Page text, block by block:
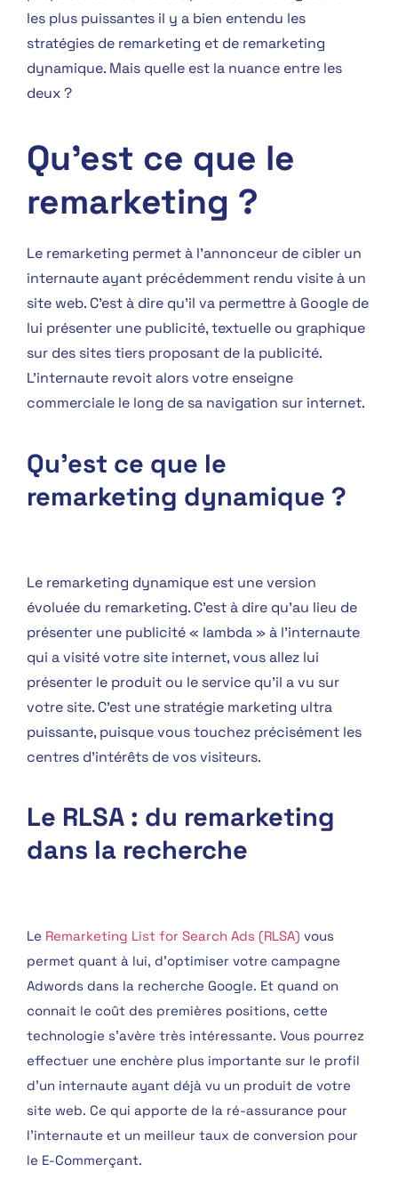
les plus puissantes il y a bien entendu les
stratégies de remarketing et de remarketing
dynamique. Mais quelle est la nuance entre les
deux ?
Qu'est ce que le
remarketing ?
Le remarketing permet à l’annonceur de cibler un
internaute ayant précédemment rendu visite à un
site web. C’est à dire qu’il va permettre à Google de
lui présenter une publicité, textuelle ou graphique
sur des sites tiers proposant de la publicité.
L’internaute revoit alors votre enseigne
commerciale le long de sa navigation sur internet.
Qu'est ce que le
remarketing dynamique ?
Le remarketing dynamique est une version
évoluée du remarketing. C’est à dire qu’au lieu de
présenter une publicité « lambda » à l’internaute
qui a visité votre site internet, vous allez lui
présenter le produit ou le service qu’il a vu sur
votre site. C’est une stratégie marketing ultra
puissante, puisque vous touchez précisément les
centres d’intérêts de vos visiteurs.
Le RLSA : du remarketing
dans la recherche
Le Remarketing List for Search Ads (RLSA) vous
permet quant à lui, d’optimiser votre campagne
Adwords dans la recherche Google. Et quand on
connait le coût des premières positions, cette
technologie s’avère très intéressante. Vous pourrez
effectuer une enchère plus importante sur le profil
d’un internaute ayant déjà vu un produit de votre
site web. Ce qui apporte de la ré-assurance pour
l’internaute et un meilleur taux de conversion pour
le E-Commerçant.